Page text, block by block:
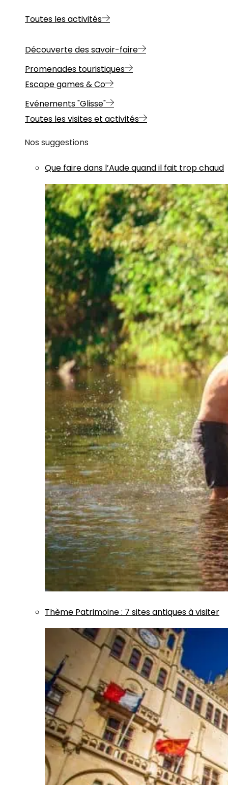
Toutes les activités
Découverte des savoir-faire
Promenades touristiques
Escape games & Co
Evénements "Glisse"
Toutes les visites et activités
Nos suggestions
Que faire dans l’Aude quand il fait trop chaud
Thème Patrimoine: 7 sites antiques à visiter